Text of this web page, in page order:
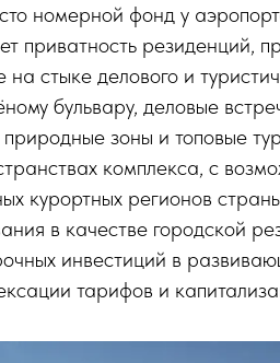
номерной фонд у
приватность резиденций,
стыке делового и
бульвару, деловые
зоны и топовые
комплекса, с
курортных регионов
в качестве городской
инвестиций в
тарифов и